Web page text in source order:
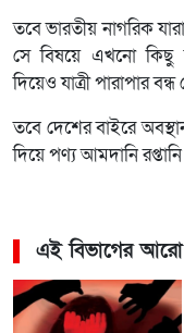
তবে ভারতীয় নাগরিক
সে বিষয়ে এখনো কিছু
দিয়েও যাত্রী পারাপার
তবে দেশের বাইরে
দিয়ে পণ্য আমদানি
এই বিভাগের আরো